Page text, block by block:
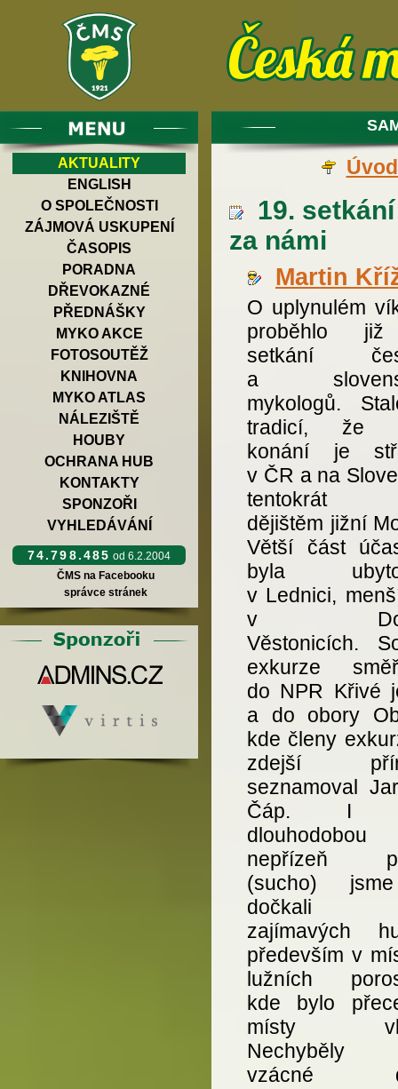
AKTUALITY
ENGLISH
O SPOLEČNOSTI
ZÁJMOVÁ USKUPENÍ
ČASOPIS
PORADNA
DŘEVOKAZNÉ
PŘEDNÁŠKY
MYKO AKCE
FOTOSOUTĚŽ
KNIHOVNA
MYKO ATLAS
NÁLEZIŠTĚ
HOUBY
OCHRANA HUB
KONTAKTY
SPONZOŘI
VYHLEDÁVÁNÍ
74.798.485 od 6.2.2004
ČMS na Facebooku
správce stránek
19.
za námi
Martin
O uplynulém
proběhlo
setkání
a
mykologů.
tradicí, že
konání je
v ČR a na
tentokrát
dějištěm jižní
Větší část
byla
v Lednici,
v
Věstonicích.
exkurze
do NPR Křivé
a do obory
kde členy
zdejší
seznamoval
Čáp. I
dlouhodobou
nepřízeň
(sucho)
dočkali
zajímavých
především v
lužních
kde bylo
místy
Nechyběly
vzácné